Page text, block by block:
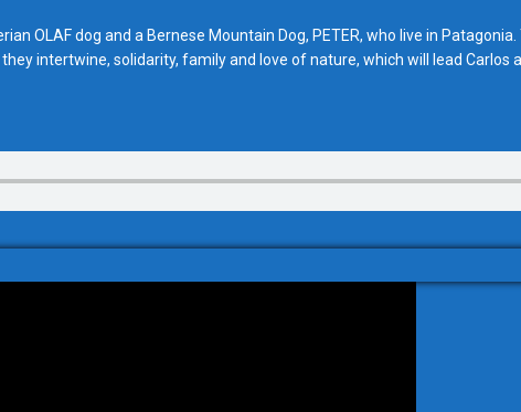
OLAF dog and a Bernese Mountain Dog, PETER, who live in
intertwine, solidarity, family and love of nature, which will lead